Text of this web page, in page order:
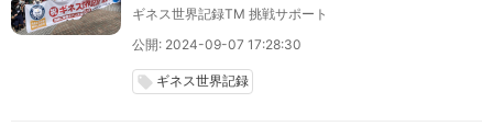
ギネス世界記録TM 挑戦サポート
公開: 2024-09-07 17:28:30
local_offer ギネス世界記録